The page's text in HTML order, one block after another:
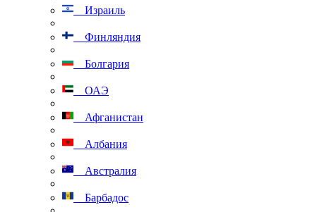
Израиль
Финляндия
Болгария
ОАЭ
Афганистан
Албания
Австралия
Барбадос